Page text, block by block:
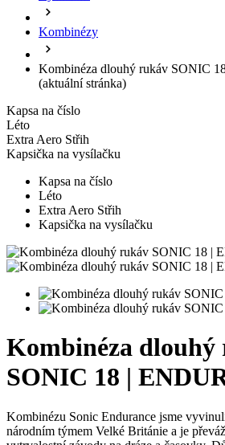
Kombinézy
Kombinéza dlouhý rukáv SONIC
(aktuální stránka)
Kapsa na číslo
Léto
Extra Aero Střih
Kapsička na vysílačku
Kapsa na číslo
Léto
Extra Aero Střih
Kapsička na vysílačku
Kombinéza dlouhý
SONIC 18 |
Kombinézu Sonic Endurance jsme
národním týmem Velké Británie a je